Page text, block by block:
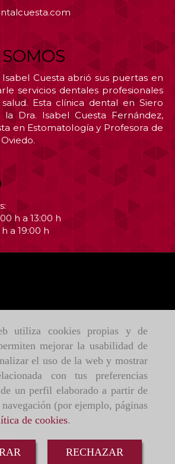
utiliza cookies propias y de
mejorar la usabilidad de
el uso de la web y mostrar
con tus preferencias
un perfil elaborado a partir de
(por ejemplo, páginas
de cookies.
RECHAZAR
Cuesta abrió sus puertas en
servicios dentales profesionales
Esta clínica dental en Siero
Dra. Isabel Cuesta Fernández,
en Estomatología y Profesora de
h a 13:00 h
a 19:00 h